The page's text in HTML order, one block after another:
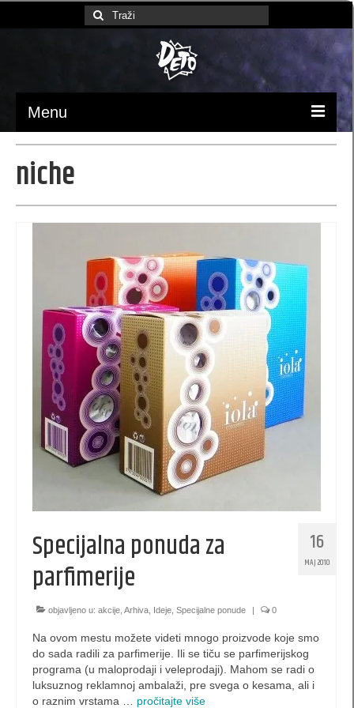
Search
for:
Menu
Ambalaža / pakovanje
luksuzne kese
Papirne kese (MB)
kese 370x245x90 (MBX)
kesa 230 x 220 x 100 (XB)
kese 170 x 260 x 60 (SB)
kese 260 x 170 x 60 (SBX)
kesa 140 x 210 x 60 (PB)
kesa 200 x 140 x 60 (PBX)
kesa 420 x 380 x 120 (XL)
kesa 300 x 400 x 140 (XLS)
kesa 520 x 380 x 120 (XXL)
kese za piće
Luksuzne kutije
EKO kese
promotivne kutije
niche
16
MAJ 2010
Specijalna ponuda za
parfimerije
objavljeno u: akcije Arhiva Ideje Specijalne ponude | 0
Na ovom mestu možete videti mnogo proizvode koje smo
do sada radili za parfimerije. Ili se tiču se parfimerijskog
programa (u maloprodaji i veleprodaji). Mahom se radi o
luksuznog reklamnoj ambalaži, pre svega o kesama, ali i
o raznim vrstama … pročitajte više